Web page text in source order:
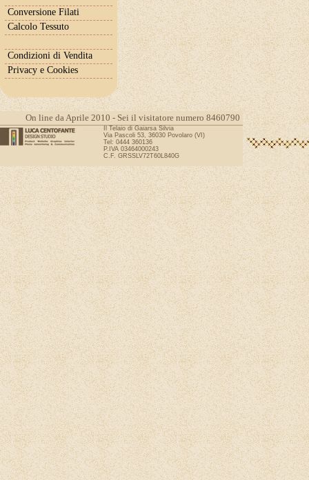
Conversione Filati
Calcolo Tessuto
Condizioni di Vendita
Privacy e Cookies
On line da Aprile 2010 - Sei il visitatore numero 8460790
Il Telaio di Gaiarsa Silvia
Via Pascoli 53, 36030 Povolaro (VI)
Tel: 0444 360136
P.IVA 03464000243
C.F. GRSSLV72T60L840G